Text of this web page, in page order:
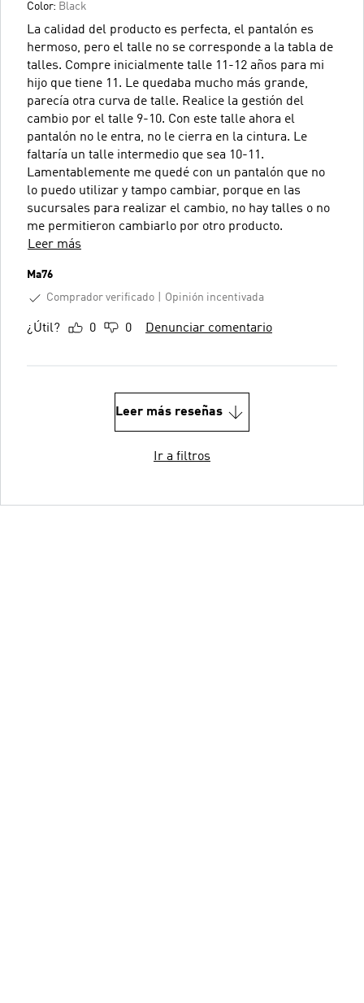
Color: Black
La calidad del producto es perfecta, el pantalón es
hermoso, pero el talle no se corresponde a la tabla de
talles. Compre inicialmente talle 11-12 años para mi
hijo que tiene 11. Le quedaba mucho más grande,
parecía otra curva de talle. Realice la gestión del
cambio por el talle 9-10. Con este talle ahora el
pantalón no le entra, no le cierra en la cintura. Le
faltaría un talle intermedio que sea 10-11.
Lamentablemente me quedé con un pantalón que no
lo puedo utilizar y tampo cambiar, porque en las
sucursales para realizar el cambio, no hay talles o no
me permitieron cambiarlo por otro producto.
Leer más
Ma76
Comprador verificado
Opinión incentivada
¿Útil? 0 0 Denunciar comentario
Leer más reseñas
Ir a filtros